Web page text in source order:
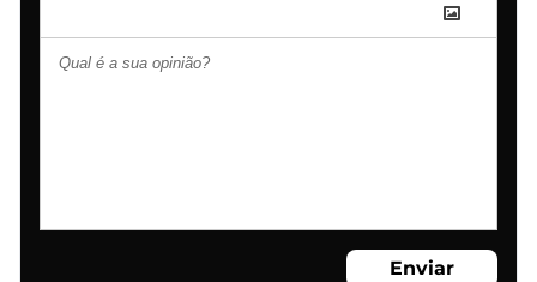
Enviar